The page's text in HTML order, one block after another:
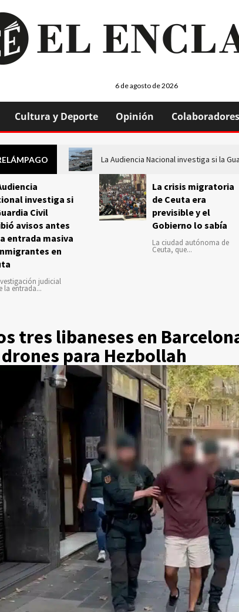
6 de agosto de 2026
Cultura y Deporte Opinión Colaboradores
La Audiencia Nacional investiga si la
investiga si
Civil
avisos antes
entrada masiva
en
judicial
la entrada...
La crisis migratoria
de Ceuta era
previsible y el
Gobierno lo sabía
La ciudad autónoma de
Ceuta, que...
tres libaneses en
para Hezbollah